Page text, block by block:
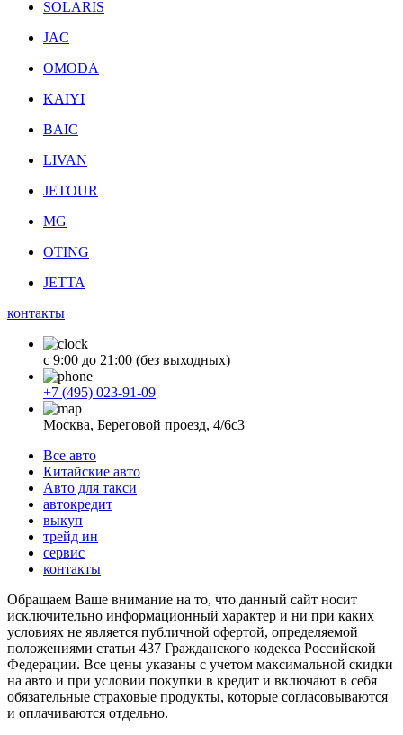
SOLARIS
JAC
OMODA
KAIYI
BAIC
LIVAN
JETOUR
MG
OTING
JETTA
контакты
с 9:00 до 21:00 (без выходных)
+7 (495) 023-91-09
Москва, Береговой проезд, 4/6с3
Все авто
Китайские авто
Авто для такси
автокредит
выкуп
трейд ин
сервис
контакты
Обращаем Ваше внимание на то, что данный сайт носит
исключительно информационный характер и ни при каких
условиях не является публичной офертой, определяемой
положениями статьи 437 Гражданского кодекса Российской
Федерации. Все цены указаны с учетом максимальной скидки
на авто и при условии покупки в кредит и включают в себя
обязательные страховые продукты, которые согласовываются
и оплачиваются отдельно.